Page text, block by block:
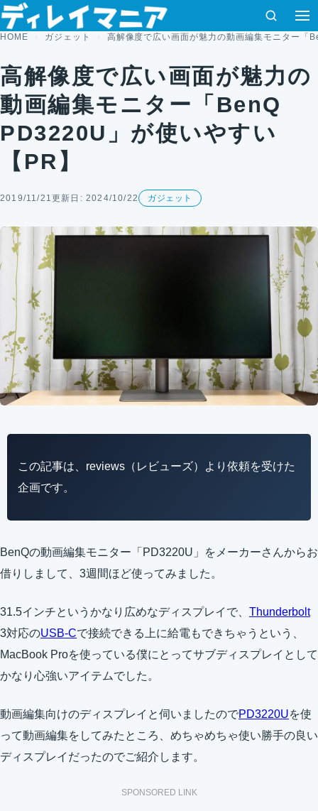
コンテンツへスキップ
検索
HOME ガジェット 高解像度で広い画面が魅力の動画編集モニター「
高解像度で広い画面が魅力の
動画編集モニター「BenQ
PD3220U」が使いやすい
【PR】
2019/11/21更新日: 2024/10/22 ガジェット
この記事は、reviews（レビューズ）より依頼を受けた
企画です。
BenQの動画編集モニター「PD3220U」をメーカーさんからお
借りしまして、3週間ほど使ってみました。
31.5インチというかなり広めなディスプレイで、 Thunderbolt
3対応のUSB-Cで接続できる上に給電もできちゃうという、
MacBook Proを使っている僕にとってサブディスプレイとして
かなり心強いアイテムでした。
動画編集向けのディスプレイと伺いましたのでPD3220Uを使
って動画編集をしてみたところ、めちゃめちゃ使い勝手の良い
ディスプレイだったのでご紹介します。
SPONSORED LINK